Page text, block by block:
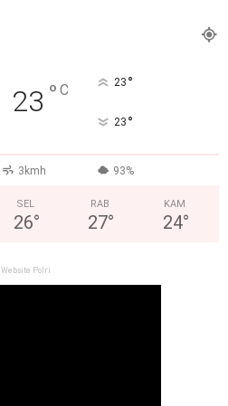
23 ° C 23 °
23 °
3kmh 93%
SEL
26°
RAB
27°
KAM
24°
Website Polri